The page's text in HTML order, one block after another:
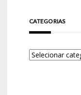
CATEGORIAS